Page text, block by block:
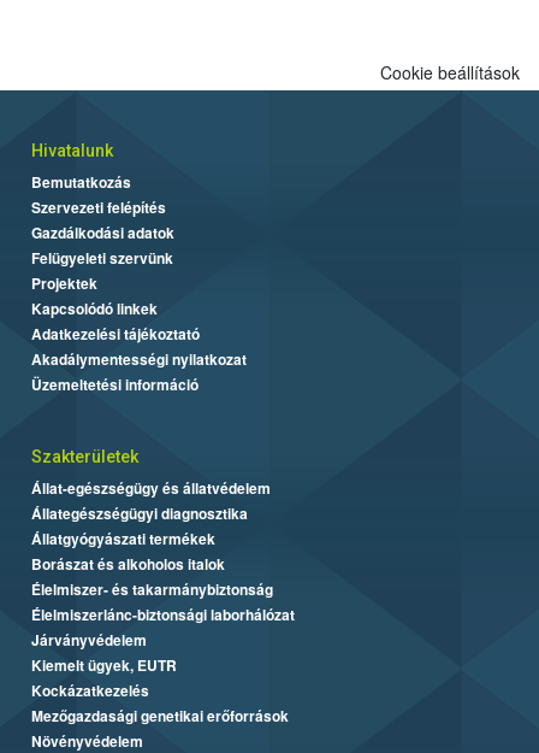
Cookie beállítások
Hivatalunk
Bemutatkozás
Szervezeti felépítés
Gazdálkodási adatok
Felügyeleti szervünk
Projektek
Kapcsolódó linkek
Adatkezelési tájékoztató
Akadálymentességi nyilatkozat
Üzemeltetési információ
Szakterületek
Állat-egészségügy és állatvédelem
Állategészségügyi diagnosztika
Állatgyógyászati termékek
Borászat és alkoholos italok
Élelmiszer- és takarmánybiztonság
Élelmiszerlánc-biztonsági laborhálózat
Járványvédelem
Kiemelt ügyek, EUTR
Kockázatkezelés
Mezőgazdasági genetikai erőforrások
Növényvédelem